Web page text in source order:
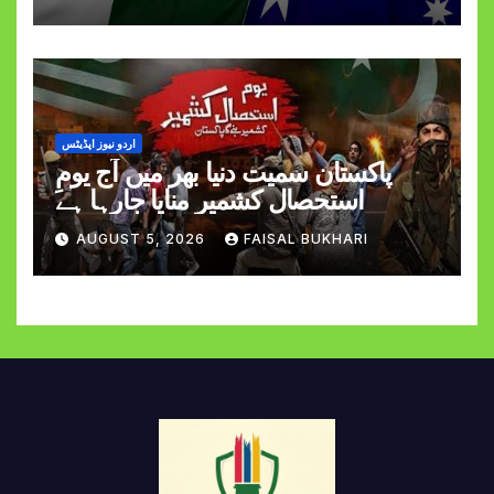
اردو نیوز اپڈیٹس
پاکستان سمیت دنیا بھر میں آج یومِ
استحصالِ کشمیر منایا جارہا ہے
AUGUST 5, 2026 FAISAL BUKHARI